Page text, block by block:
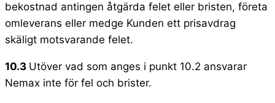
bekostnad antingen åtgärda felet eller bristen, företa
omleverans eller medge Kunden ett prisavdrag
skäligt motsvarande felet.
10.3 Utöver vad som anges i punkt 10.2 ansvarar
Nemax inte för fel och brister.